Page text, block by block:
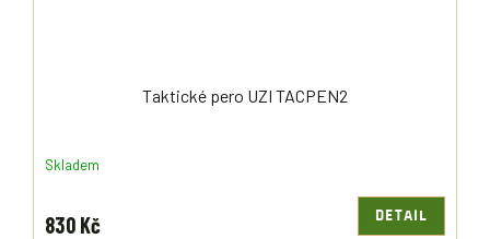
Taktické pero UZI TACPEN2
Skladem
830 Kč DETAIL